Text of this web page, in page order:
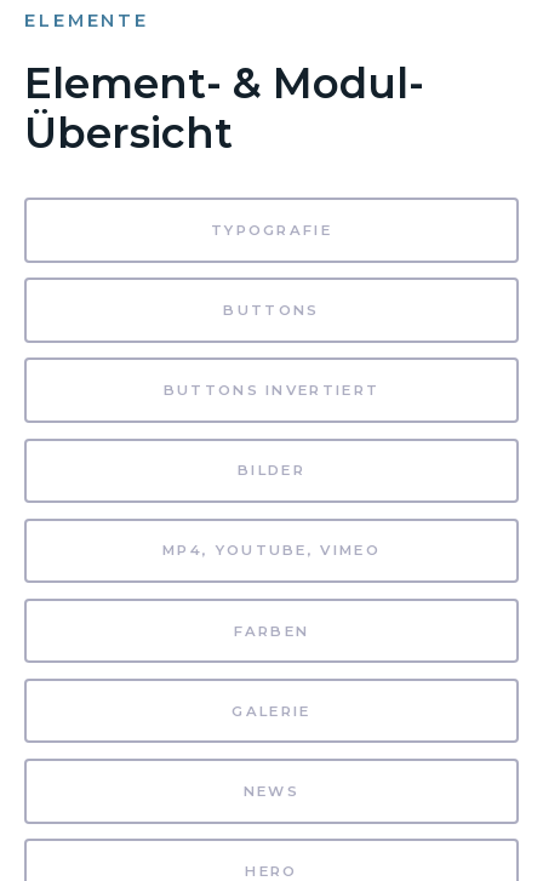
ELEMENTE
Element- & Modul-
Übersicht
TYPOGRAFIE
BUTTONS
BUTTONS INVERTIERT
BILDER
MP4, YOUTUBE, VIMEO
FARBEN
GALERIE
NEWS
HERO